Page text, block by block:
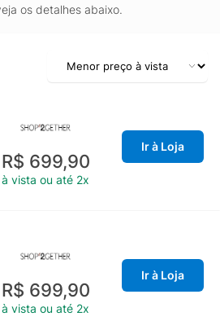
os detalhes abaixo.
R$ 699,90
à vista ou até 2x
Ir à Loja
R$ 699,90
à vista ou até 2x
Ir à Loja